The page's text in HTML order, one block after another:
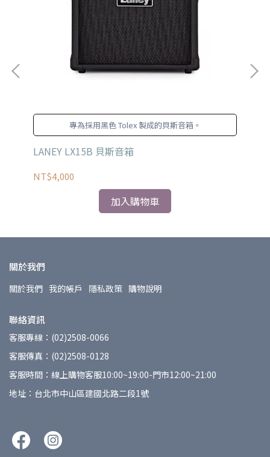
專為採用黑色 Tolex 製成的貝斯音箱。
LANEY LX15B 貝斯音箱
NT$4,000
加入購物車
關於我們
關於我們 我的帳戶 隱私政策 購物說明
聯絡資訊
客服專線：(02)2508-0066
客服傳真：(02)2508-0128
客服時間：線上購物客服10:00~19:00-門市12:00~21:00
地址：台北市中山區建國北路二段1號